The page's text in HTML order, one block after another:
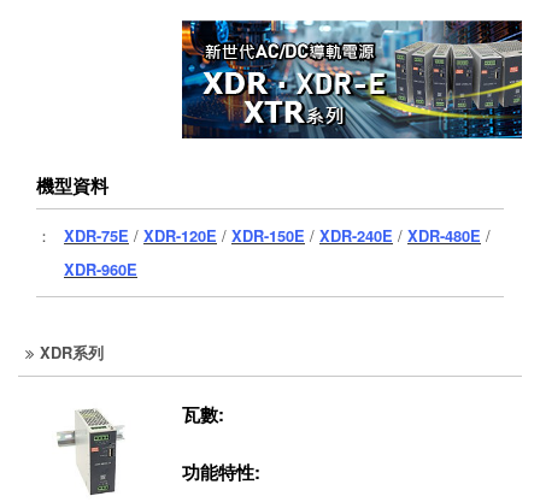
機型資料
： XDR-75E / XDR-120E / XDR-150E / XDR-240E / XDR-480E /
XDR-960E
XDR系列
瓦數:
功能特性: